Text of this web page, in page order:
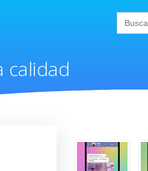
Search
for:
calidad